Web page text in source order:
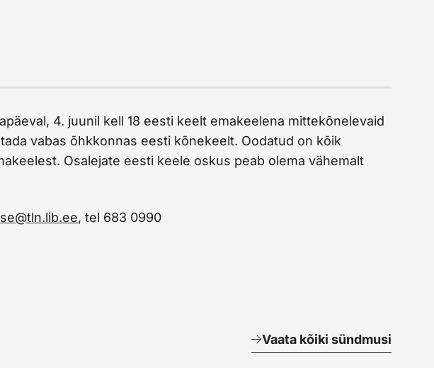
4. juunil kell 18 eesti keelt emakeelena mittekõnelevaid
vabas õhkkonnas eesti kõnekeelt. Oodatud on kõik
Osalejate eesti keele oskus peab olema vähemalt
, tel 683 0990
Vaata kõiki sündmusi